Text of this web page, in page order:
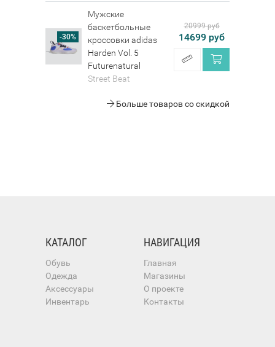
-30%
Мужские
баскетбольные
кроссовки adidas
Harden Vol. 5
Futurenatural
Street Beat
20999 руб
14699 руб
Больше товаров со скидкой
КАТАЛОГ
Обувь
Одежда
Аксессуары
Инвентарь
НАВИГАЦИЯ
Главная
Магазины
О проекте
Контакты